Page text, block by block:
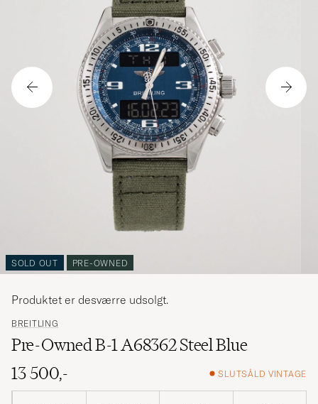
SOLD OUT PRE-OWNED
BREITLING
Pre-Owned B-1 A68362 Steel Blue
13 500,-
SLUTSÅLD VINTAGE
Produktet er desværre udsolgt.